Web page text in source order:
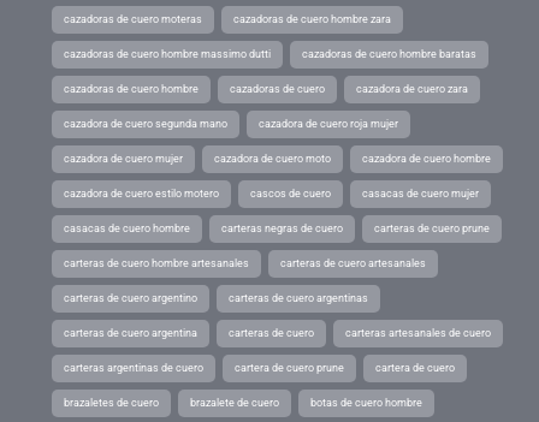
cazadoras de cuero moteras cazadoras de cuero hombre zara
cazadoras de cuero hombre massimo dutti cazadoras de cuero hombre baratas
cazadoras de cuero hombre cazadoras de cuero cazadora de cuero zara
cazadora de cuero segunda mano cazadora de cuero roja mujer
cazadora de cuero mujer cazadora de cuero moto cazadora de cuero hombre
cazadora de cuero estilo motero cascos de cuero casacas de cuero mujer
casacas de cuero hombre carteras negras de cuero carteras de cuero prune
carteras de cuero hombre artesanales carteras de cuero artesanales
carteras de cuero argentino carteras de cuero argentinas
carteras de cuero argentina carteras de cuero carteras artesanales de cuero
carteras argentinas de cuero cartera de cuero prune cartera de cuero
brazaletes de cuero brazalete de cuero botas de cuero hombre